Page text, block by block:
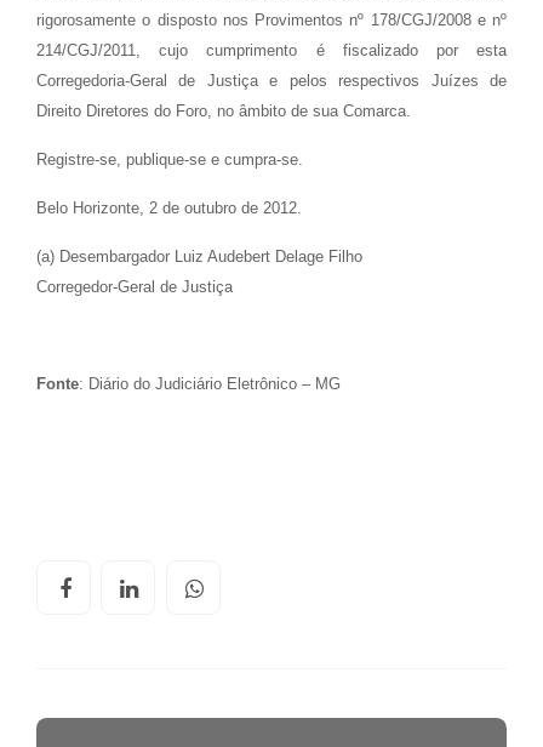
rigorosamente o disposto nos Provimentos nº 178/CGJ/2008 e nº
214/CGJ/2011, cujo cumprimento é fiscalizado por esta
Corregedoria-Geral de Justiça e pelos respectivos Juízes de
Direito Diretores do Foro, no âmbito de sua Comarca.
Registre-se, publique-se e cumpra-se.
Belo Horizonte, 2 de outubro de 2012.
(a) Desembargador Luiz Audebert Delage Filho
Corregedor-Geral de Justiça
Fonte: Diário do Judiciário Eletrônico – MG